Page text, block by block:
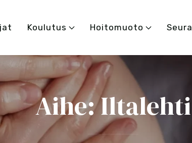
Koulutus Hoitomuoto Seura
Aihe: Iltalehti